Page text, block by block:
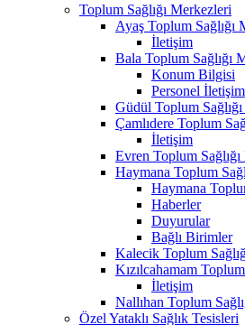
Toplum Sağlığı Merkezleri
Ayaş Toplum Sağlığı
İletişim
Bala Toplum Sağlığı
Konum Bilgisi
Personel İletişim
Güdül Toplum
Çamlıdere Toplum
İletişim
Evren Toplum
Haymana Toplum
Haymana
Haberler
Duyurular
Bağlı Birimler
Kalecik Toplum
Kızılcahamam
İletişim
Nallıhan Toplum
Özel Yataklı Sağlık Tesisleri